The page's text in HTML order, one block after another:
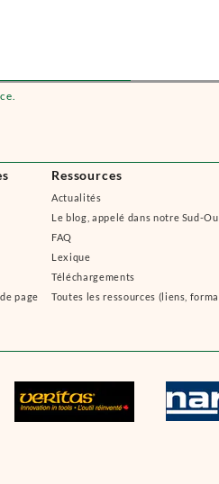
page
Ressources
Actualités
Le blog, appelé dans notre Sud-
FAQ
Lexique
Téléchargements
Toutes les ressources (liens,